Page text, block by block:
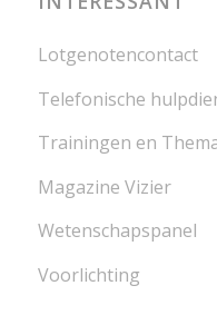
Lotgenotencontact
Telefonische
Trainingen en
Magazine Vizier
Wetenschapspanel
Voorlichting